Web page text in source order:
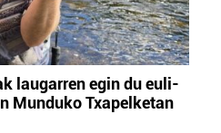
laugarren egin du euli-
Munduko Txapelketan